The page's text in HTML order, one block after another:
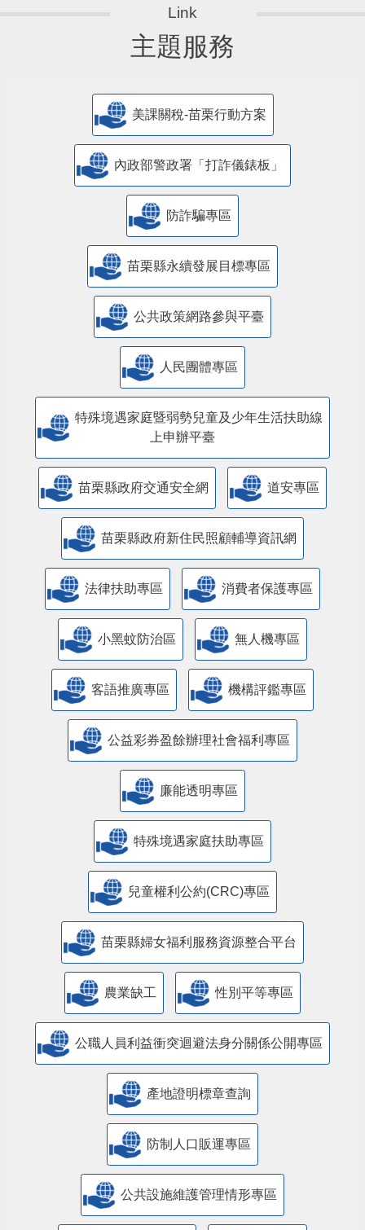
主題服務
美課關稅-苗栗行動方案
內政部警政署「打詐儀錶板」
防詐騙專區
苗栗縣永續發展目標專區
公共政策網路參與平臺
人民團體專區
特殊境遇家庭暨弱勢兒童及少年生活扶助線
上申辦平臺
苗栗縣政府交通安全網 道安專區
苗栗縣政府新住民照顧輔導資訊網
法律扶助專區 消費者保護專區
小黑蚊防治區 無人機專區
客語推廣專區 機構評鑑專區
公益彩券盈餘辦理社會福利專區
廉能透明專區
特殊境遇家庭扶助專區
兒童權利公約(CRC)專區
苗栗縣婦女福利服務資源整合平台
農業缺工 性別平等專區
公職人員利益衝突迴避法身分關係公開專區
產地證明標章查詢
防制人口販運專區
​公共設施維護管理情形專區